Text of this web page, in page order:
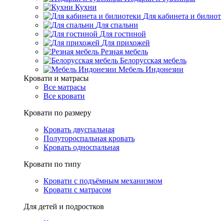
Кухни
Для кабинета и
Для спальни
Для гостиной
Для прихожей
Резная мебель
Белорусская мебель
Мебель Индонезии
Кровати и матрасы
Все матрасы
Все кровати
Кровати по размеру
Кровать двуспальная
Полутороспальная кровать
Кровать односпальная
Кровати по типу
Кровати с подъёмным механизмом
Кровати с матрасом
Для детей и подростков